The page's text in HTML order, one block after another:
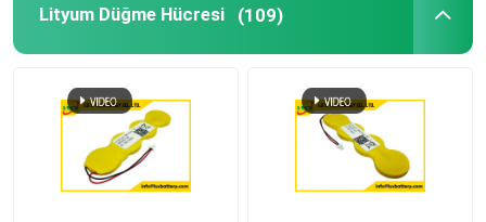
Lityum Düğme Hücresi (109)